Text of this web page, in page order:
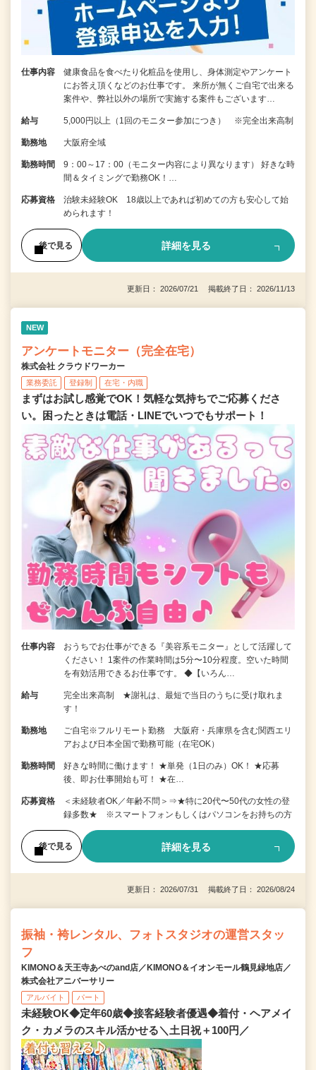
仕事内容
健康食品を食べたり化粧品を使用し、身体測定やアンケート
にお答え頂くなどのお仕事です。 来所が無くご自宅で出来る
案件や、弊社以外の場所で実施する案件もございます…
給与 5,000円以上（1回のモニター参加につき） ※完全出来高制
勤務地 大阪府全域
勤務時間
9：00～17：00（モニター内容により異なります） 好きな時
間＆タイミングで勤務OK！…
応募資格
治験未経験OK 18歳以上であれば初めての方も安心して始
められます！
後で見る 詳細を見る
更新日： 2026/07/21 掲載終了日： 2026/11/13
NEW
アンケートモニター（完全在宅）
株式会社 クラウドワーカー
業務委託 登録制 在宅・内職
まずはお試し感覚でOK！気軽な気持ちでご応募くださ
い。困ったときは電話・LINEでいつでもサポート！
仕事内容
おうちでお仕事ができる『美容系モニター』として活躍して
ください！ 1案件の作業時間は5分〜10分程度。空いた時間
を有効活用できるお仕事です。 ◆【いろん…
給与
完全出来高制 ★謝礼は、最短で当日のうちに受け取れま
す！
勤務地
ご自宅※フルリモート勤務 大阪府・兵庫県を含む関西エリ
アおよび日本全国で勤務可能（在宅OK）
勤務時間
好きな時間に働けます！ ★単発（1日のみ）OK！ ★応募
後、即お仕事開始も可！ ★在…
応募資格
＜未経験者OK／年齢不問＞⇒★特に20代〜50代の女性の登
録多数★ ※スマートフォンもしくはパソコンをお持ちの方
後で見る 詳細を見る
更新日： 2026/07/31 掲載終了日： 2026/08/24
振袖・袴レンタル、フォトスタジオの運営スタッ
フ
KIMONO＆天王寺あべのand店／KIMONO＆イオンモール鶴見緑地店／
株式会社アニバーサリー
アルバイト パート
未経験OK◆定年60歳◆接客経験者優遇◆着付・ヘアメイ
ク・カメラのスキル活かせる＼土日祝＋100円／